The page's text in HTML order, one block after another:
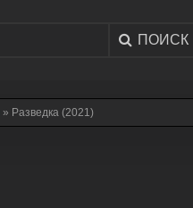
» Разведка (2021)
ПОИСК